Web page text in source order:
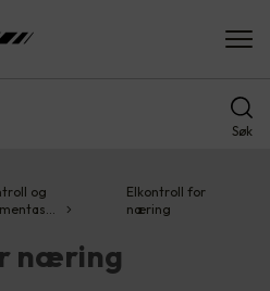
Søk
og
Elkontroll for
næring
næring